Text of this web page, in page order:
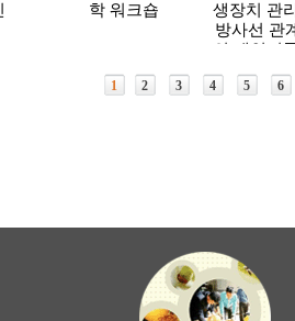
학 워크숍
생장치 관
방사선 관
의 개인피
1 2 3 4 5 6